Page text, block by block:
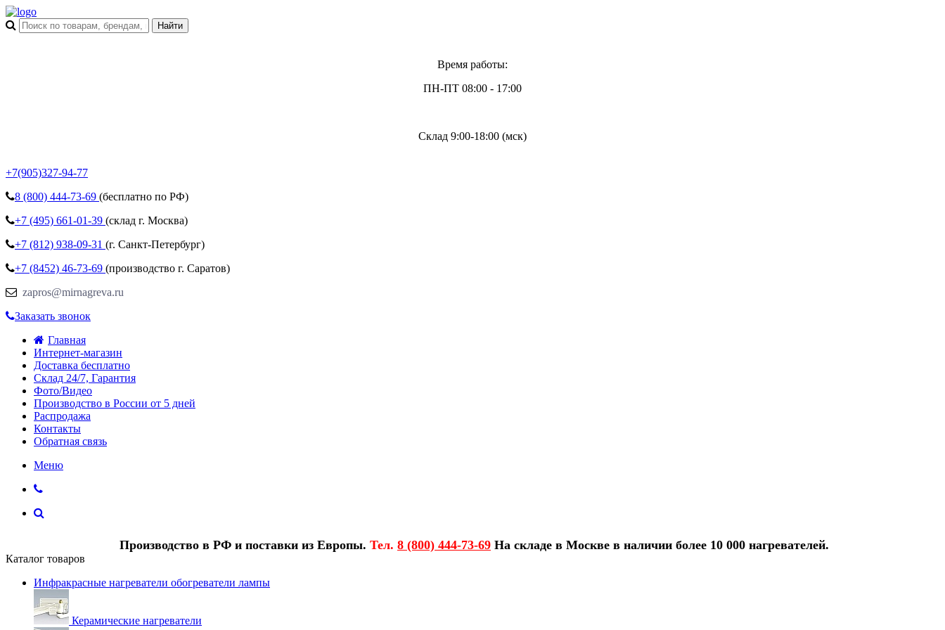
Время работы:
ПН-ПТ 08:00 - 17:00
Склад 9:00-18:00 (мск)
+7(905)327-94-77
8 (800) 444-73-69 (бесплатно по РФ)
+7 (495) 661-01-39 (склад г. Москва)
+7 (812) 938-09-31 (г. Санкт-Петербург)
+7 (8452) 46-73-69 (производство г. Саратов)
zapros@mirnagreva.ru
Заказать звонок
Главная
Интернет-магазин
Доставка бесплатно
Склад 24/7, Гарантия
Фото/Видео
Производство в России от 5 дней
Распродажа
Контакты
Обратная связь
Меню
Производство в РФ и поставки из Европы. Тел. 8 (800) 444-73-69 На складе в Москве в наличии более 10 000 нагревателей.
Каталог товаров
Инфракрасные нагреватели обогреватели лампы
Керамические нагреватели